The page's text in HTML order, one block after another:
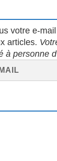
votre e-
articles.
à personne